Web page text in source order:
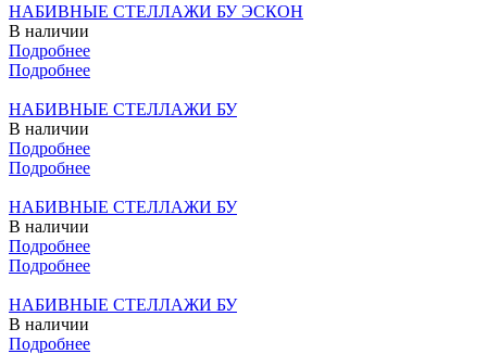
НАБИВНЫЕ СТЕЛЛАЖИ БУ ЭСКОН
В наличии
Подробнее
Подробнее
НАБИВНЫЕ СТЕЛЛАЖИ БУ
В наличии
Подробнее
Подробнее
НАБИВНЫЕ СТЕЛЛАЖИ БУ
В наличии
Подробнее
Подробнее
НАБИВНЫЕ СТЕЛЛАЖИ БУ
В наличии
Подробнее